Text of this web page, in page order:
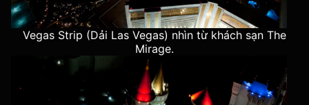
Vegas Strip (Dải Las Vegas) nhìn từ khách sạn The
Mirage.